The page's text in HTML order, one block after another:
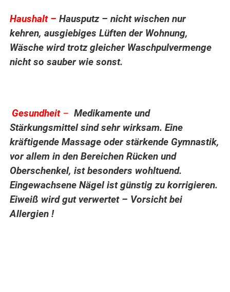
Haushalt –Hausputz – nicht wischen nur
kehren, ausgiebiges Lüften der Wohnung,
Wäsche wird trotz gleicher Waschpulvermenge
nicht so sauber wie sonst.
Gesundheit –Medikamente und
Stärkungsmittel sind sehr wirksam. Eine
kräftigende Massage oder stärkende Gymnastik,
vor allem in den Bereichen Rücken und
Oberschenkel, ist besonders wohltuend.
Eingewachsene Nägel ist günstig zu korrigieren.
Eiweiß wird gut verwertet – Vorsicht bei
Allergien !